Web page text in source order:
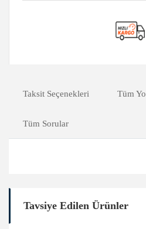
Taksit Seçenekleri Tüm
Tüm Sorular
Tavsiye Edilen Ürünler